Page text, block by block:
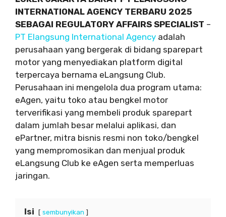
INTERNATIONAL AGENCY TERBARU 2025
SEBAGAI REGULATORY AFFAIRS SPECIALIST –
PT Elangsung International Agency adalah
perusahaan yang bergerak di bidang sparepart
motor yang menyediakan platform digital
terpercaya bernama eLangsung Club.
Perusahaan ini mengelola dua program utama:
eAgen, yaitu toko atau bengkel motor
terverifikasi yang membeli produk sparepart
dalam jumlah besar melalui aplikasi, dan
ePartner, mitra bisnis resmi non toko/bengkel
yang mempromosikan dan menjual produk
eLangsung Club ke eAgen serta memperluas
jaringan.
Isi sembunyikan